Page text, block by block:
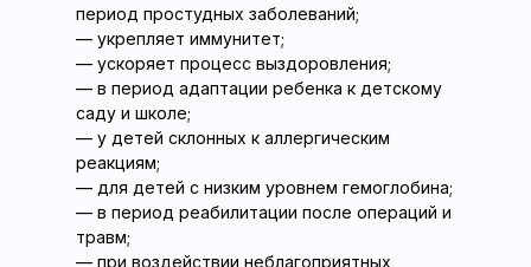
период простудных заболеваний;
— укрепляет иммунитет;
— ускоряет процесс выздоровления;
— в период адаптации ребенка к детскому
саду и школе;
— у детей склонных к аллергическим
реакциям;
— для детей с низким уровнем гемоглобина;
— в период реабилитации после операций и
травм;
— при воздействии неблагоприятных